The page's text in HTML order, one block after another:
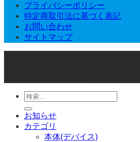
プライバシーポリシー
特定商取引法に基づく表記
お問い合わせ
サイトマップ
検
索
対
象:
お知らせ
カテゴリ
本体(デバイス)